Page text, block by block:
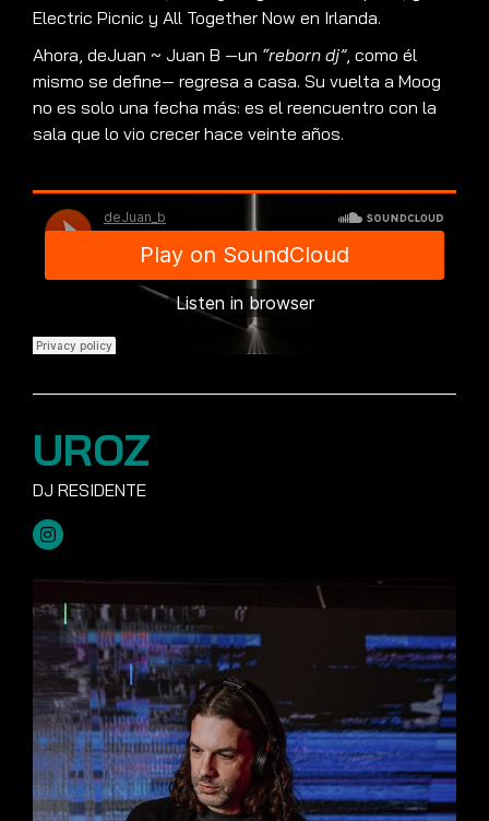
Electric Picnic y All Together Now en Irlanda.
Ahora, deJuan ~ Juan B —un “reborn dj”, como él
mismo se define— regresa a casa. Su vuelta a Moog
no es solo una fecha más: es el reencuentro con la
sala que lo vio crecer hace veinte años.
UROZ